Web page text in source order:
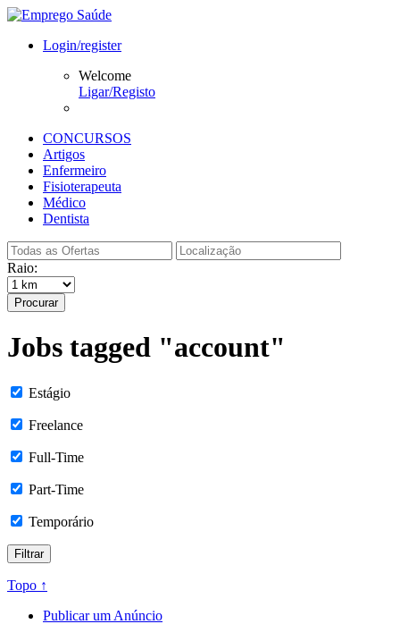
Login/register
Welcome
Ligar/Registo
CONCURSOS
Artigos
Enfermeiro
Fisioterapeuta
Médico
Dentista
Raio:
Procurar
Jobs tagged "account"
Estágio
Freelance
Full-Time
Part-Time
Temporário
Topo ↑
Publicar um Anúncio